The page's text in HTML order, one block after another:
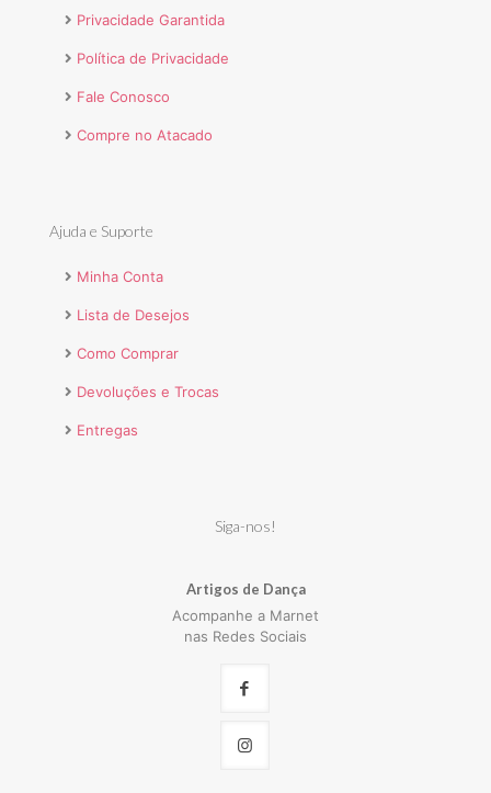
Privacidade Garantida
Política de Privacidade
Fale Conosco
Compre no Atacado
Ajuda e Suporte
Minha Conta
Lista de Desejos
Como Comprar
Devoluções e Trocas
Entregas
Siga-nos!
Artigos de Dança
Acompanhe a Marnet
nas Redes Sociais